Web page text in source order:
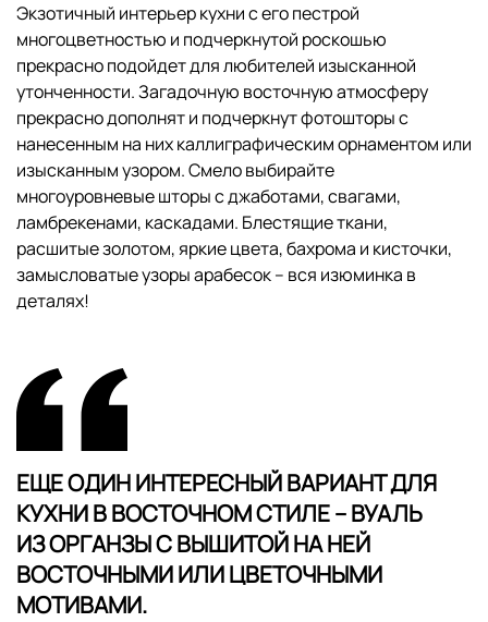
Экзотичный интерьер кухни с его пестрой
многоцветностью и подчеркнутой роскошью
прекрасно подойдет для любителей изысканной
утонченности. Загадочную восточную атмосферу
прекрасно дополнят и подчеркнут фотошторы с
нанесенным на них каллиграфическим орнаментом или
изысканным узором. Смело выбирайте
многоуровневые шторы с джаботами, свагами,
ламбрекенами, каскадами. Блестящие ткани,
расшитые золотом, яркие цвета, бахрома и кисточки,
замысловатые узоры арабесок – вся изюминка в
деталях!
ЕЩЕ ОДИН ИНТЕРЕСНЫЙ ВАРИАНТ ДЛЯ
КУХНИ В ВОСТОЧНОМ СТИЛЕ – ВУАЛЬ
ИЗ ОРГАНЗЫ С ВЫШИТОЙ НА НЕЙ
ВОСТОЧНЫМИ ИЛИ ЦВЕТОЧНЫМИ
МОТИВАМИ.